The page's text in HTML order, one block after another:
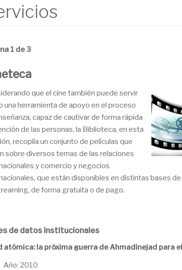
1 de 3
que el cine también puede servir
una herramienta de apoyo en el proceso
capaz de cautivar de forma rápida
de las personas, la Biblioteca, en esta
recopila un conjunto de películas que
sobre diversos temas de las relaciones
y comercio y negocios
que están disponibles en distintas bases
de forma gratuita o de pago.
de datos institucionales
atómica: la próxima guerra de Ahmadinejad para
Año: 2010